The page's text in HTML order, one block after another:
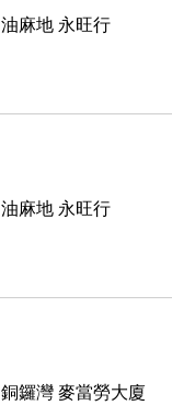
油麻地 永旺行
油麻地 永旺行
銅鑼灣 麥當勞大廈